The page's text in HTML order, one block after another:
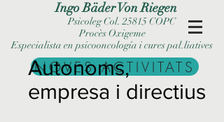
Ingo Bäder Von Riegen
Psicoleg Col. 25815 COPC
Procès Oxigeme
Especialista en psicooncología i cures pal.liatives
NOVES ACTIVITATS
Autonoms,
empresa i directius